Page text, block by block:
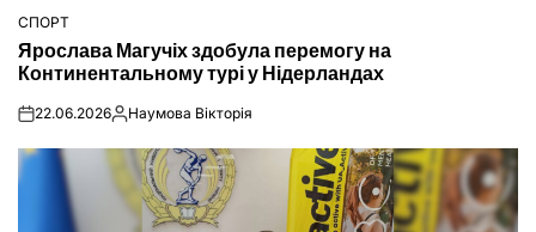
ОПУБЛІКУВАТИ
У
СПОРТ
Ярослава Магучіх здобула перемогу на
Континентальному турі у Нідерландах
on22.06.2026Опубліковано
Наумова Вікторія